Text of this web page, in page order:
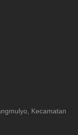
Kecamatan